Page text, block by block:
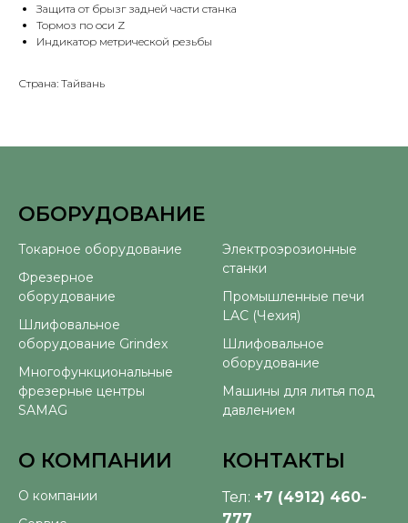
Защита от брызг задней части станка
Тормоз по оси Z
Индикатор метрической резьбы
Страна: Тайвань
ОБОРУДОВАНИЕ
Токарное оборудование
Фрезерное
оборудование
Шлифовальное
оборудование Grindex
Многофункциональные
фрезерные центры
SAMAG
Электроэрозионные
станки
Промышленные печи
LAC (Чехия)
Шлифовальное
оборудование
Машины для литья под
давлением
О КОМПАНИИ
О компании
КОНТАКТЫ
Тел: +7 (4912) 460-
777